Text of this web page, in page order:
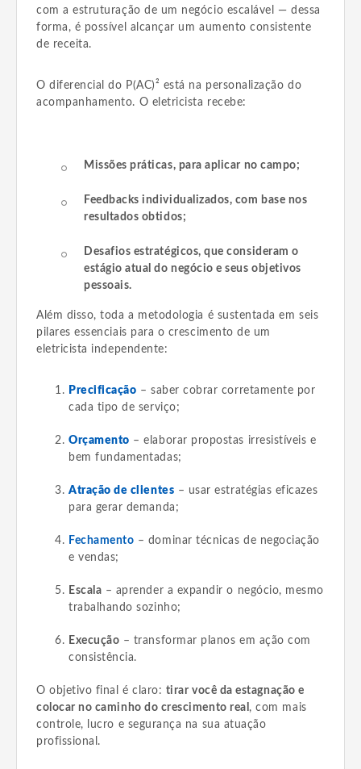
com a estruturação de um negócio escalável — dessa
forma, é possível alcançar um aumento consistente
de receita.
O diferencial do P(AC)² está na personalização do
acompanhamento. O eletricista recebe:
Missões práticas, para aplicar no campo;
Feedbacks individualizados, com base nos
resultados obtidos;
Desafios estratégicos, que consideram o
estágio atual do negócio e seus objetivos
pessoais.
Além disso, toda a metodologia é sustentada em seis
pilares essenciais para o crescimento de um
eletricista independente:
Precificação – saber cobrar corretamente por
cada tipo de serviço;
Orçamento – elaborar propostas irresistíveis e
bem fundamentadas;
Atração de clientes – usar estratégias eficazes
para gerar demanda;
Fechamento – dominar técnicas de negociação
e vendas;
Escala – aprender a expandir o negócio, mesmo
trabalhando sozinho;
Execução – transformar planos em ação com
consistência.
O objetivo final é claro: tirar você da estagnação e
colocar no caminho do crescimento real , com mais
controle, lucro e segurança na sua atuação
profissional.